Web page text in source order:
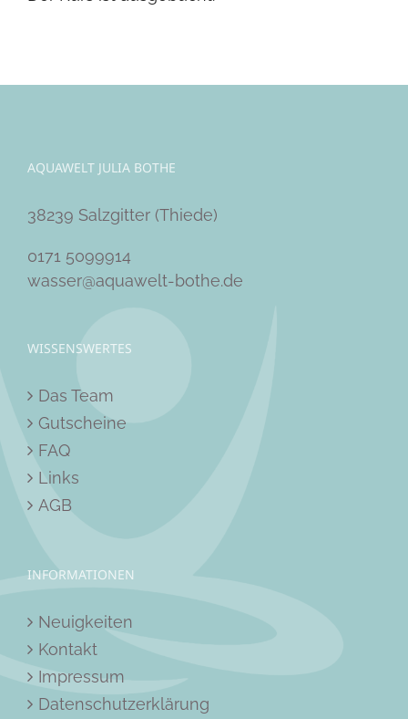
AQUAWELT JULIA BOTHE
38239 Salzgitter (Thiede)
0171 5099914
wasser@aquawelt-bothe.de
WISSENSWERTES
Das Team
Gutscheine
FAQ
Links
AGB
INFORMATIONEN
Neuigkeiten
Kontakt
Impressum
Datenschutzerklärung